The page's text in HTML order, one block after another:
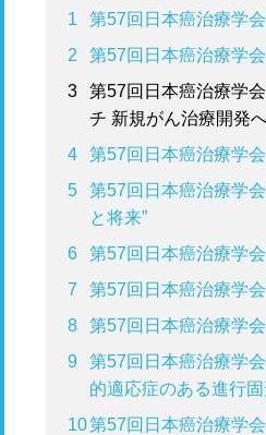
1
第57回日本癌治療学
2
第57回日本癌治療学
3
第57回日本癌治療学
チ 新規がん治療開発
4
第57回日本癌治療学
5
第57回日本癌治療学
と将来”
6
第57回日本癌治療学
7
第57回日本癌治療学
8
第57回日本癌治療学
9
第57回日本癌治療学
的適応症のある進行
10第57回日本癌治療学